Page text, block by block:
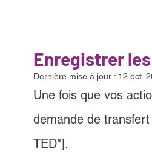
Enregistrer
Dernière mise à jour : 12 oct.
Une fois que vos
demande de
TED"].